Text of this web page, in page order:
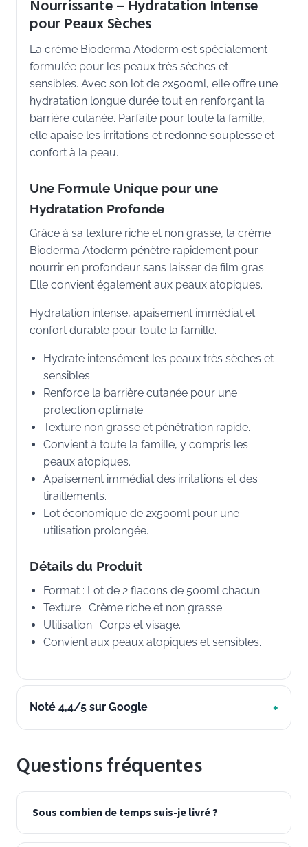
Nourrissante – Hydratation Intense
pour Peaux Sèches
La crème Bioderma Atoderm est spécialement
formulée pour les peaux très sèches et
sensibles. Avec son lot de 2x500ml, elle offre une
hydratation longue durée tout en renforçant la
barrière cutanée. Parfaite pour toute la famille,
elle apaise les irritations et redonne souplesse et
confort à la peau.
Une Formule Unique pour une
Hydratation Profonde
Grâce à sa texture riche et non grasse, la crème
Bioderma Atoderm pénètre rapidement pour
nourrir en profondeur sans laisser de film gras.
Elle convient également aux peaux atopiques.
Hydratation intense, apaisement immédiat et
confort durable pour toute la famille.
Hydrate intensément les peaux très sèches et
sensibles.
Renforce la barrière cutanée pour une
protection optimale.
Texture non grasse et pénétration rapide.
Convient à toute la famille, y compris les
peaux atopiques.
Apaisement immédiat des irritations et des
tiraillements.
Lot économique de 2x500ml pour une
utilisation prolongée.
Détails du Produit
Format : Lot de 2 flacons de 500ml chacun.
Texture : Crème riche et non grasse.
Utilisation : Corps et visage.
Convient aux peaux atopiques et sensibles.
Noté 4,4/5 sur Google
Questions fréquentes
Sous combien de temps suis-je livré ?